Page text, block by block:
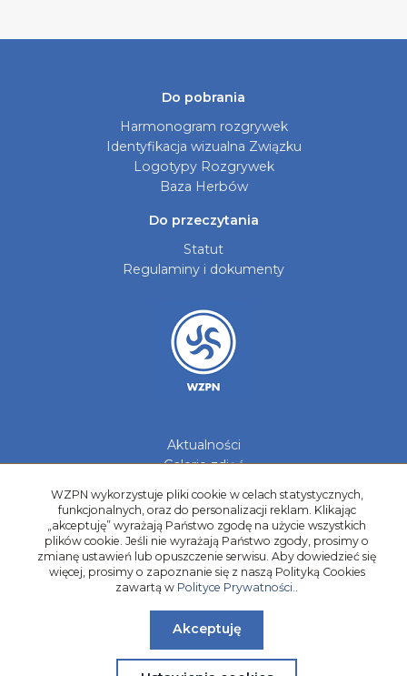
Do pobrania
Harmonogram rozgrywek
Identyfikacja wizualna Związku
Logotypy Rozgrywek
Baza Herbów
Do przeczytania
Statut
Regulaminy i dokumenty
Aktualności
Galerie zdjęć
Kadry Regionów
Program Grantowy
Dziewczyny do Piłki
WZPN wykorzystuje pliki cookie w celach statystycznych,
funkcjonalnych, oraz do personalizacji reklam. Klikając
„akceptuję” wyrażają Państwo zgodę na użycie wszystkich
plików cookie. Jeśli nie wyrażają Państwo zgody, prosimy o
zmianę ustawień lub opuszczenie serwisu. Aby dowiedzieć się
więcej, prosimy o zapoznanie się z naszą Polityką Cookies
zawartą w Polityce Prywatności..
Akceptuję